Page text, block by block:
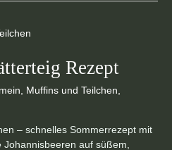
Rezept
, Muffins und Teilchen,
– schnelles Sommerrezept mit
auf süßem,